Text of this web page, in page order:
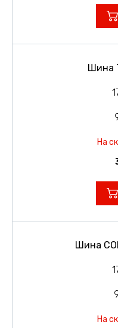
Шина
На
Шина
На